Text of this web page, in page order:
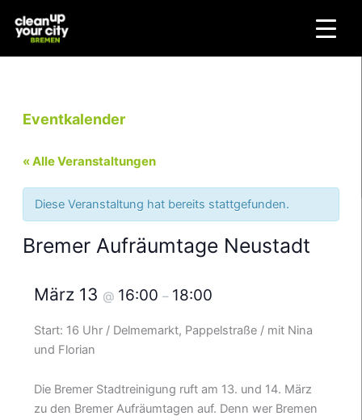
Inhalt
springen
Eventkalender
« Alle Veranstaltungen
Diese Veranstaltung hat bereits stattgefunden.
Bremer Aufräumtage Neustadt
März 13 @ 16:00– 18:00
Start: 16 Uhr / Delmemarkt, Pappelstraße / mit Nina
und Florian
Die Bremer Stadtreinigung ruft am 13. und 14. März
zu den Bremer Aufräumtagen auf. Denn wer Bremen